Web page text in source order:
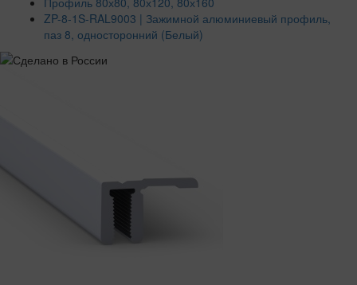
ZP-8-1S-RAL9003 | Зажимной алюминиевый профиль,
паз 8, односторонний (Белый)